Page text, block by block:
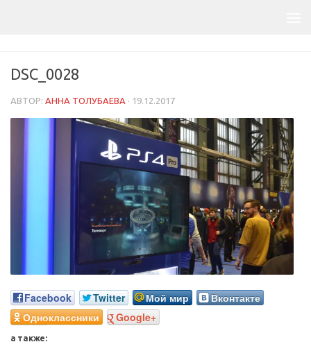
DSC_0028
АВТОР: АННА ТОЛУБАЕВА · 19.12.2017
Facebook Twitter Мой мир
Вконтакте
Одноклассники
Google+
а также: